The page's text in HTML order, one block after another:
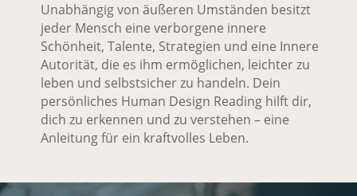
Unabhängig von äußeren Umständen besitzt
jeder Mensch eine verborgene innere
Schönheit, Talente, Strategien und eine Innere
Autorität, die es ihm ermöglichen, leichter zu
leben und selbstsicher zu handeln. Dein
persönliches Human Design Reading hilft dir,
dich zu erkennen und zu verstehen – eine
Anleitung für ein kraftvolles Leben.